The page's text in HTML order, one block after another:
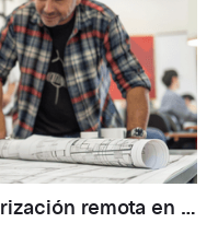
Primeros pasos con la notarización remota en línea para los procedimientos de derecho de paso